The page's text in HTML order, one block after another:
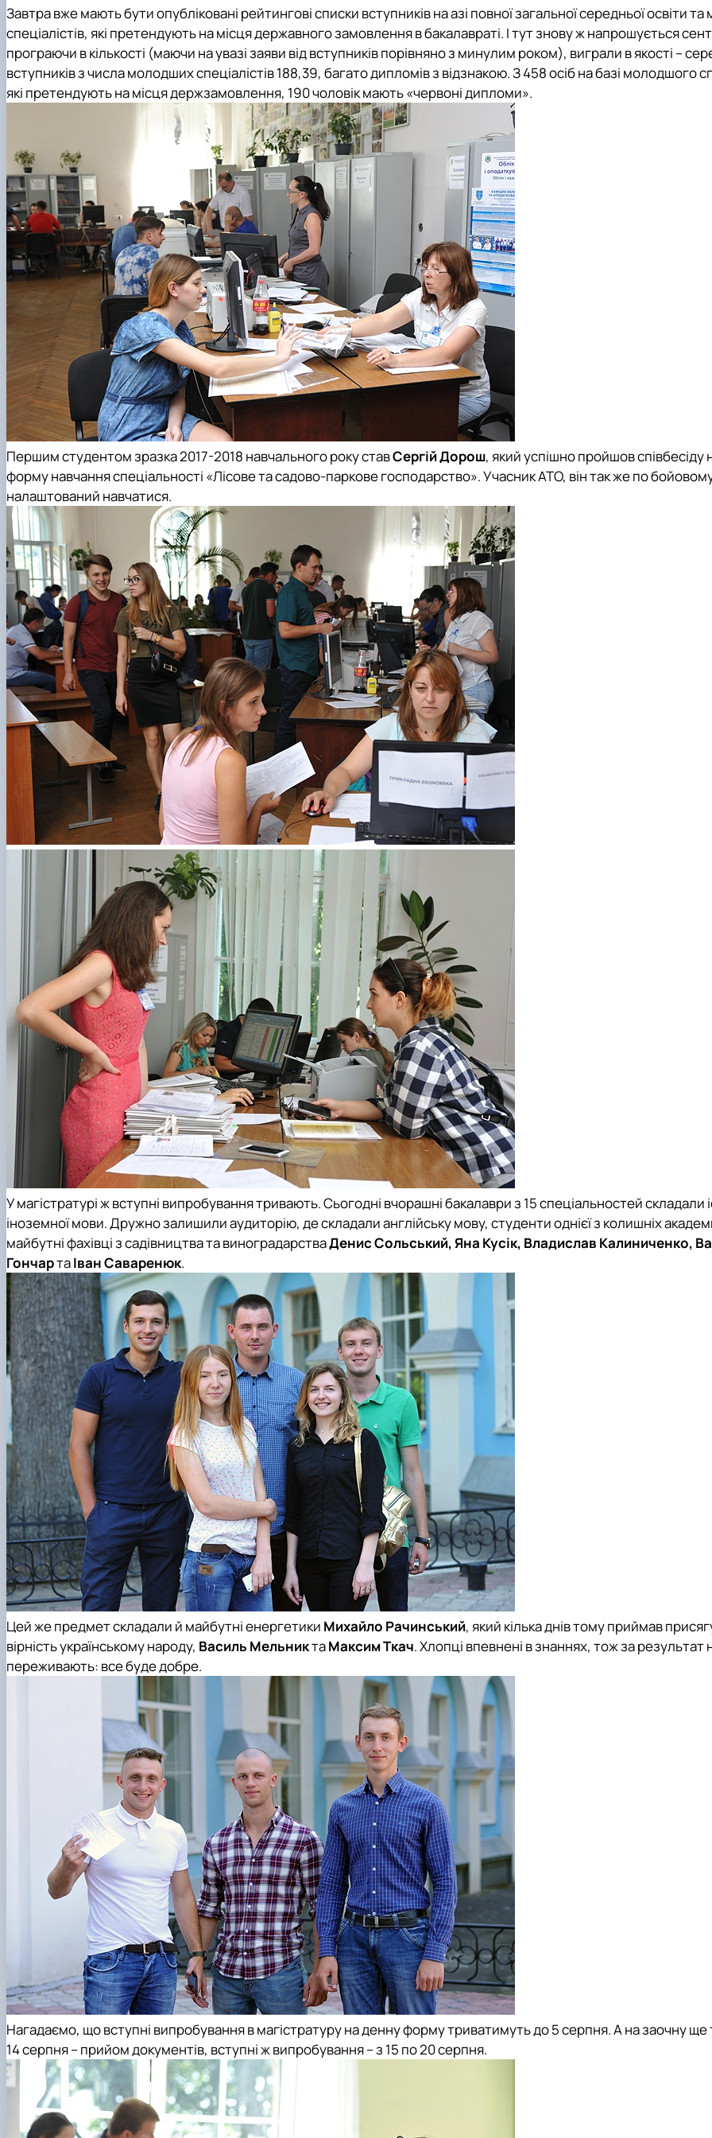
Завтра вже мають бути опубліковані рейтингові списки вступників на азі повної загальної середньої освіти
спеціалістів, які претендують на місця державного замовлення в бакалавраті. І тут знову ж напрошується
програючи в кількості (маючи на увазі заяви від вступників порівняно з минулим роком), виграли в якості –
вступників з числа молодших спеціалістів 188,39, багато дипломів з відзнакою. З 458 осіб на базі молодшого
які претендують на місця держзамовлення, 190 чоловік мають «червоні дипломи».
Першим студентом зразка 2017-2018 навчального року ставСергій Дорош, який успішно пройшов співбесіду
форму навчання спеціальності «Лісове та садово-паркове господарство». Учасник АТО, він так же по
налаштований навчатися.
У магістратурі ж вступні випробування тривають. Сьогодні вчорашні бакалаври з 15 спеціальностей складали
іноземної мови. Дружно залишили аудиторію, де складали англійську мову, студенти однієї з колишніх
майбутні фахівці з садівництва та виноградарстваДенис Сольський, Яна Кусік, Владислав Калиниченко,
ГончартаІван Саваренюк.
Цей же предмет складали й майбутні енергетики Михайло Рачинський, який кілька днів тому приймав
вірність українському народу, Василь МельниктаМаксим Ткач. Хлопці впевнені в знаннях, тож за результат
переживають: все буде добре.
Нагадаємо, що вступні випробування в магістратуру на денну форму триватимуть до 5 серпня. А на заочну ще
14 серпня – прийом документів, вступні ж випробування – з 15 по 20 серпня.